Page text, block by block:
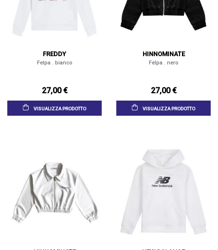
FREDDY
Felpa . bianco
27,00 €
VISUALIZZA PRODOTTO
HINNOMINATE
Felpa . nero
27,00 €
VISUALIZZA PRODOTTO